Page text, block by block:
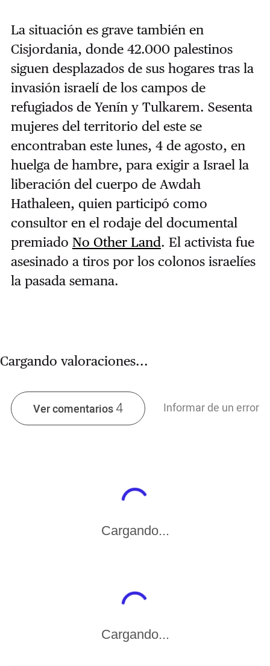
La situación es grave también en
Cisjordania, donde 42.000 palestinos
siguen desplazados de sus hogares tras la
invasión israelí de los campos de
refugiados de Yenín y Tulkarem. Sesenta
mujeres del territorio del este se
encontraban este lunes, 4 de agosto, en
huelga de hambre, para exigir a Israel la
liberación del cuerpo de Awdah
Hathaleen, quien participó como
consultor en el rodaje del documental
premiado No Other Land. El activista fue
asesinado a tiros por los colonos israelíes
la pasada semana.
Cargando valoraciones...
Ver comentarios4 Informar de un error
Cargando...
Cargando...